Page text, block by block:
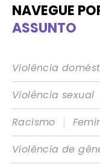
NAVEGUE
ASSUNTO
Violência
Violência sexual
Racismo
|
Violência de